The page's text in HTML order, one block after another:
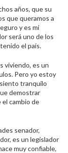
años, que su
que queramos a
y es mi
será uno de los
el país.
viviendo, es un
Pero yo estoy
tranquilo
demostrar
cambio de
senador,
es un legislador
muy confiable,